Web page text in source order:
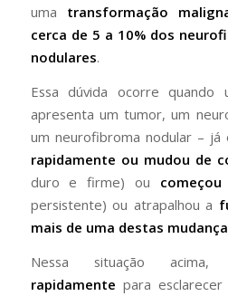
uma transformação
cerca de 5 a 10% dos
nodulares.
Essa dúvida ocorre quando
apresenta um tumor, um
um neurofibroma nodular – já
rapidamente ou mudou de
duro e firme) ou
persistente) ou atrapalhou a
mais de uma destas
Nessa situação
rapidamente para